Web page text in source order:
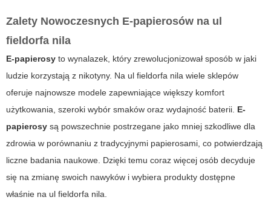
Zalety Nowoczesnych E-papierosów na ul
fieldorfa nila
E-papierosy to wynalazek, który zrewolucjonizował sposób w jaki
ludzie korzystają z nikotyny. Na ul fieldorfa nila wiele sklepów
oferuje najnowsze modele zapewniające większy komfort
użytkowania, szeroki wybór smaków oraz wydajność baterii. E-
papierosy są powszechnie postrzegane jako mniej szkodliwe dla
zdrowia w porównaniu z tradycyjnymi papierosami, co potwierdzają
liczne badania naukowe. Dzięki temu coraz więcej osób decyduje
się na zmianę swoich nawyków i wybiera produkty dostępne
właśnie na ul fieldorfa nila.